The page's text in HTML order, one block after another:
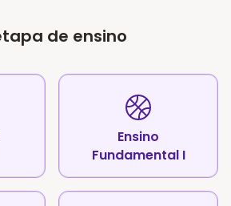
de ensino
Ensino
Fundamental I